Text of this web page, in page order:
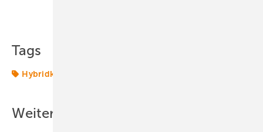
Tags
Hybridkraftwerk
Weitere Inhalte